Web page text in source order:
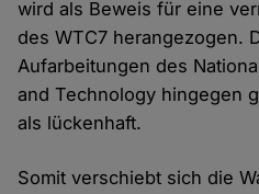
wird als Beweis für eine
des WTC7 herangezogen.
Aufarbeitungen des
and Technology hingegen
als lückenhaft.
Somit verschiebt sich die